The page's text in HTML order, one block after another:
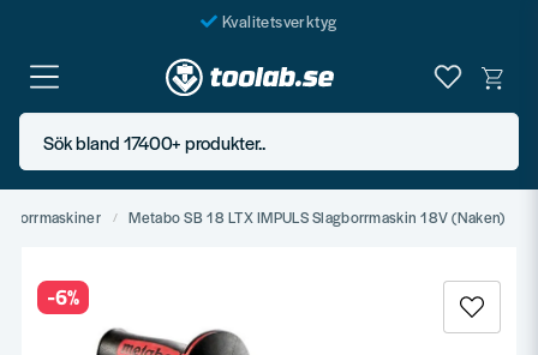
Kvalitetsverktyg
Fraktfritt över 999 SEK*
En järnhandel för alla
Butik i Göteborg
Sök bland 17400+ produkter..
Metabo SB 18 LTX IMPULS Slagborrmaskin 18V (Naken)
-6%